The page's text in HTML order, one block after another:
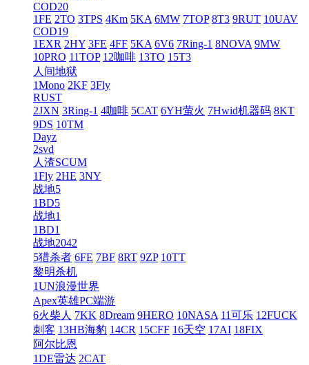
COD20
1FE 2TO 3TPS 4Km 5KA 6MW 7TOP 8T3 9RUT 10UAV
COD19
1EXR 2HY 3FE 4FF 5KA 6V6 7Ring-1 8NOVA 9MW
10PRO 11TOP 12咖啡 13TO 15T3
人间地狱
1Mono 2KF 3Fly
RUST
2JXN 3Ring-1 4咖啡 5CAT 6YH萤火 7Hwid机器码 8KT
9DS 10TM
Dayz
2svd
人渣SCUM
1Fly 2HE 3NY
战地5
1BD5
战地1
1BD1
战地2042
5猎杀者 6FE 7BF 8RT 9ZP 10TT
黎明杀机
1UN浪漫世界
Apex英雄PC端游
6火柴人 7KK 8Dream 9HERO 10NASA 11可乐 12FUCK
刺客 13HB海豹 14CR 15CFF 16天空 17AI 18FIX
阿尔比恩
1DE雷达 2CAT